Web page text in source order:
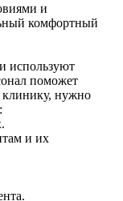
и
комфортный
используют
поможет
клинику, нужно
и их